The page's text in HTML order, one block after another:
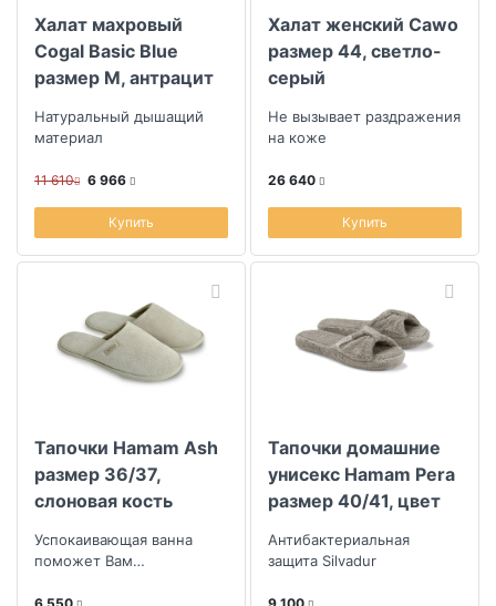
Халат махровый
Cogal Basic Blue
размер M, антрацит
Натуральный дышащий
материал
11 610 6 966
Купить
Халат женский Cawo
размер 44, светло-
серый
Не вызывает раздражения
на коже
26 640
Купить
Тапочки Hamam Ash
размер 36/37,
слоновая кость
Успокаивающая ванна
поможет Вам
Тапочки домашние
унисекс Hamam Pera
размер 40/41, цвет
Антибактериальная
защита Silvadur